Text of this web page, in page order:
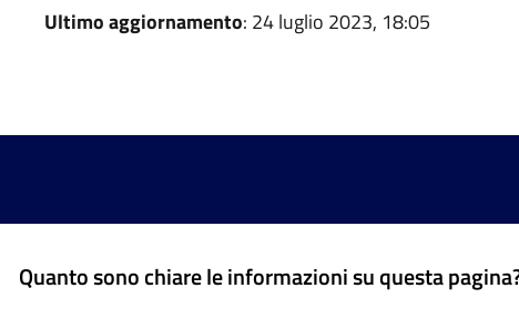
Ultimo aggiornamento: 24 luglio 2023, 18:05
Quanto sono chiare le informazioni su questa